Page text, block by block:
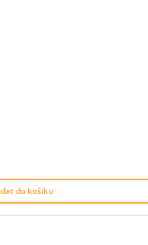
do košíku